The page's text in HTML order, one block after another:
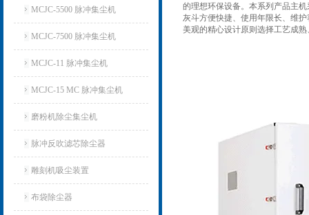
MCJC-5500 脉冲集尘机
MCJC-7500 脉冲集尘机
MCJC-11 脉冲集尘机
MCJC-15 MC 脉冲集尘机
磨粉机除尘集尘机
脉冲反吹滤芯除尘器
雕刻机吸尘装置
布袋除尘器
的理想环保设备。 本系列产品主
灰斗方便快捷、使用年限长、维
美观的精心设计原则选择工艺成